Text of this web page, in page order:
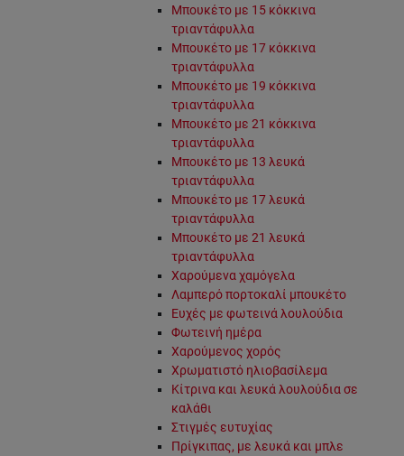
Μπουκέτο με 15 κόκκινα
τριαντάφυλλα
Μπουκέτο με 17 κόκκινα
τριαντάφυλλα
Μπουκέτο με 19 κόκκινα
τριαντάφυλλα
Μπουκέτο με 21 κόκκινα
τριαντάφυλλα
Μπουκέτο με 13 λευκά
τριαντάφυλλα
Μπουκέτο με 17 λευκά
τριαντάφυλλα
Μπουκέτο με 21 λευκά
τριαντάφυλλα
Χαρούμενα χαμόγελα
Λαμπερό πορτοκαλί μπουκέτο
Ευχές με φωτεινά λουλούδια
Φωτεινή ημέρα
Χαρούμενος χορός
Χρωματιστό ηλιοβασίλεμα
Κίτρινα και λευκά λουλούδια σε
καλάθι
Στιγμές ευτυχίας
Πρίγκιπας, με λευκά και μπλε